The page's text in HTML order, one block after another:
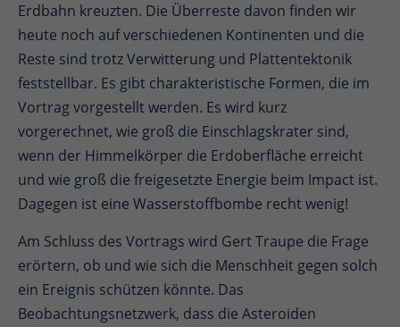
Erdbahn kreuzten. Die Überreste davon finden wir
heute noch auf verschiedenen Kontinenten und die
Reste sind trotz Verwitterung und Plattentektonik
feststellbar. Es gibt charakteristische Formen, die im
Vortrag vorgestellt werden. Es wird kurz
vorgerechnet, wie groß die Einschlagskrater sind,
wenn der Himmelkörper die Erdoberfläche erreicht
und wie groß die freigesetzte Energie beim Impact ist.
Dagegen ist eine Wasserstoffbombe recht wenig!
Am Schluss des Vortrags wird Gert Traupe die Frage
erörtern, ob und wie sich die Menschheit gegen solch
ein Ereignis schützen könnte. Das
Beobachtungsnetzwerk, dass die Asteroiden